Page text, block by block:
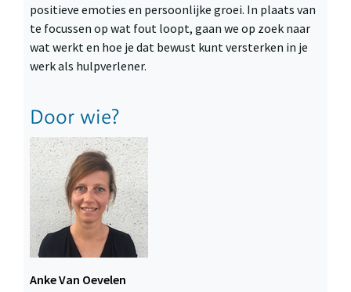
positieve emoties en persoonlijke groei. In plaats van
te focussen op wat fout loopt, gaan we op zoek naar
wat werkt en hoe je dat bewust kunt versterken in je
werk als hulpverlener.
Door wie?
Anke Van Oevelen